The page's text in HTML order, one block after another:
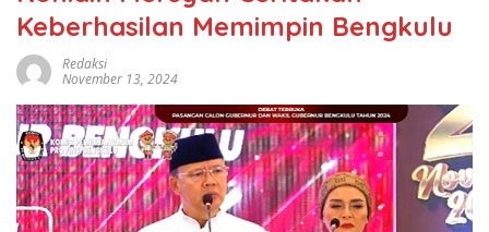
Keberhasilan Memimpin Bengkulu
Redaksi
November 13, 2024